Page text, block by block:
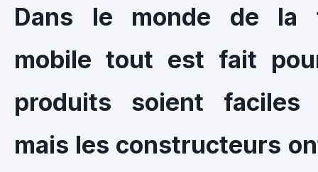
Dans le monde de la
mobile tout est fait
produits soient faciles
mais les constructeurs